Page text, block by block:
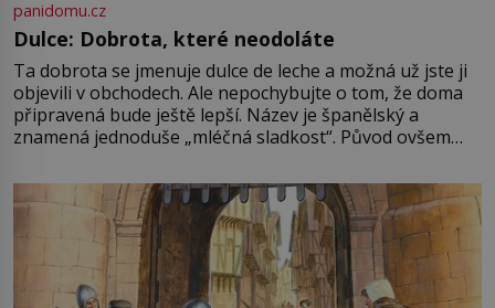
panidomu.cz
Dulce: Dobrota, které neodoláte
Ta dobrota se jmenuje dulce de leche a možná už jste ji
objevili v obchodech. Ale nepochybujte o tom, že doma
připravená bude ještě lepší. Název je španělský a
znamená jednoduše „mléčná sladkost“. Původ ovšem
pře hned několik latinskoamerických zemí a k tomu
Francie, kde se traduje,